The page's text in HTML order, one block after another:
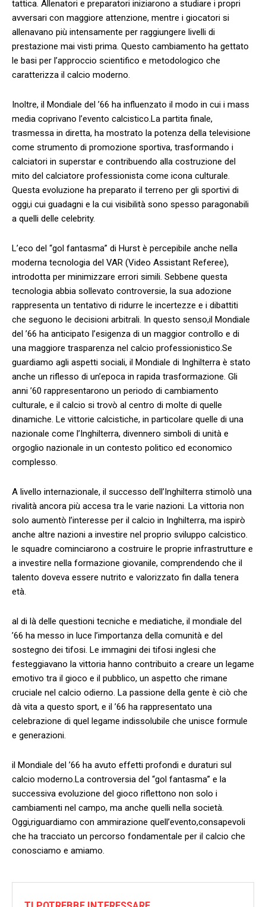
‍tattica. Allenatori ⁣e preparatori iniziarono a studiare i propri
avversari con maggiore attenzione, ​mentre‌ i giocatori si
allenavano più intensamente​ per raggiungere livelli di
prestazione mai visti prima. Questo ​cambiamento ha ‌gettato
le basi per l’approccio scientifico e metodologico ⁣che ​
caratterizza il calcio moderno.
Inoltre, ⁤il Mondiale del⁣ ’66 ha influenzato il modo in cui i mass
media coprivano l’evento calcistico.La partita finale,
trasmessa⁤ in diretta, ha mostrato la potenza della televisione
come strumento di ‌promozione sportiva, trasformando i
calciatori in superstar⁣ e ‍contribuendo alla costruzione del
mito del calciatore professionista come icona culturale.‌
Questa evoluzione ha​ preparato il terreno per ⁣gli sportivi di
oggi,i cui guadagni ⁤e la cui⁣ visibilità sono spesso paragonabili
a quelli delle celebrity.
L’eco del “gol fantasma” di Hurst ⁤è ⁤percepibile⁤ anche nella
moderna tecnologia ⁣del VAR (Video Assistant Referee),
introdotta ‌per minimizzare errori simili. Sebbene questa
tecnologia abbia⁣ sollevato controversie, la sua⁣ adozione
rappresenta un⁤ tentativo di ridurre le incertezze⁤ e i dibattiti
che seguono le decisioni arbitrali. In questo senso,il Mondiale
del ’66 ha⁤ anticipato l’esigenza di ⁤un maggior controllo ⁢e di
una maggiore trasparenza nel calcio professionistico.Se
guardiamo agli aspetti sociali, il Mondiale di Inghilterra è‌ stato
anche un riflesso di un’epoca in rapida trasformazione. Gli
anni ’60 rappresentarono un ⁤periodo di cambiamento
culturale, e il‍ calcio si ⁣trovò al centro di molte di‍ quelle⁣
dinamiche. Le vittorie⁢ calcistiche, in particolare⁣ quelle di una
nazionale‍ come l’Inghilterra, divennero simboli di unità e
orgoglio nazionale in un contesto ⁣politico ​ed economico
complesso.
A ‍livello‍ internazionale, il ‍successo dell’Inghilterra stimolò una
rivalità ancora‍ più ‌accesa tra le varie nazioni. La vittoria​ non
solo aumentò l’interesse per il calcio‌ in Inghilterra, ma ispirò
anche altre nazioni ⁣a investire nel proprio sviluppo calcistico.
le squadre cominciarono a costruire le proprie infrastrutture‍ e
‌a ⁤investire nella‍ formazione ​giovanile, comprendendo che⁤ il
talento doveva essere nutrito e valorizzato ​fin dalla tenera
età.
al di là delle ​questioni tecniche e mediatiche, il mondiale del
’66⁢ ha messo in luce ⁢l’importanza della comunità e del
sostegno dei tifosi. Le immagini dei tifosi‍ inglesi che
festeggiavano⁤ la vittoria ​hanno contribuito ⁤a creare un legame
emotivo tra‍ il gioco ​e ‍il pubblico, un ‌aspetto che rimane
cruciale‌ nel calcio​ odierno. La⁣ passione ‍della gente è ciò che
dà⁣ vita a questo sport, e il ’66 ha rappresentato ⁣una
celebrazione​ di‌ quel legame indissolubile che ⁢unisce‍ formule‌
e generazioni.
il Mondiale​ del ​’66 ha avuto effetti⁣ profondi e duraturi ‌sul
⁢calcio moderno.La ⁢controversia‍ del “gol ‌fantasma” e⁤ la
successiva evoluzione del gioco riflettono non solo i
cambiamenti ‍nel campo, ​ma anche quelli nella società.
Oggi,riguardiamo con ammirazione⁣ quell’evento,consapevoli
che ha tracciato un percorso fondamentale per il calcio ⁤che
conosciamo ‍e‌ amiamo.